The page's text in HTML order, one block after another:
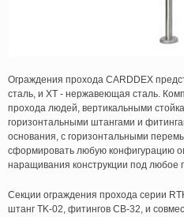
Ограждения прохода CARDDEX
сталь, и XT - нержавеющая сталь.
прохода людей, вертикальными
горизонтальными штангами и
основания, с горизонтальными
сформировать любую конфигурацию
наращивания конструкции под любое
Секции ограждения прохода серии
штанг TK-02, фитингов CB-32, и